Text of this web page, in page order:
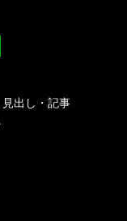
出し・記事